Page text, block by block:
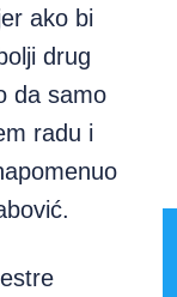
ako bi
drug
da samo
radu i